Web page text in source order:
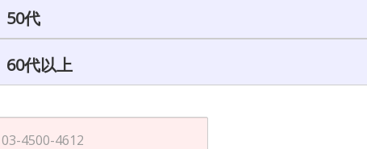
50代
60代以上